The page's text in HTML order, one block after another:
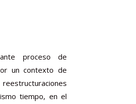
proceso de
un contexto de
tiempo, en el